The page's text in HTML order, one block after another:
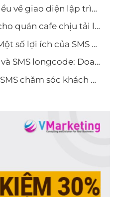
API là gì? Tìm hiểu về giao diện lập trình ứng dụng và 1 số ứng dụng thiết thực
Giải pháp Wifi cho quán cafe chịu tải lên tới 100 người dùng
SMS API là gì? Một số lợi ích của SMS API và top 5 đơn vị cung cấp SMS API chất lượng
SMS shortcode và SMS longcode: Doanh nghiệp phù hợp với loại hình nào?
4 Mẫu tin nhắn SMS chăm sóc khách hàng hay nhất hiện nay